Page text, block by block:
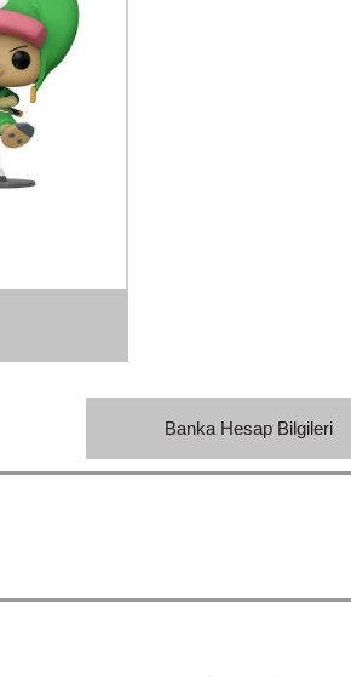
Banka Hesap Bilgileri